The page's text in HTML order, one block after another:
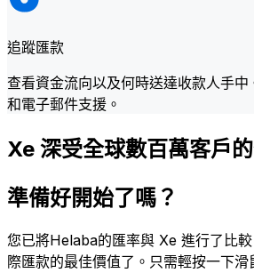
追蹤匯款
查看資金流向以及何時送達收款人手
和電子郵件支援。
Xe 深受全球數百萬客戶
準備好開始了嗎？
您已將Helaba的匯率與 Xe 進行了比
際匯款的最佳價值了。只需輕按一下